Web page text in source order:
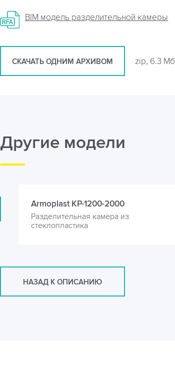
BIM модель разделительной камеры
СКАЧАТЬ ОДНИМ АРХИВОМ zip, 6.3 Мб
Другие модели
Armoplast KP-1200-2000
Разделительная камера из
стеклопластика
НАЗАД К ОПИСАНИЮ